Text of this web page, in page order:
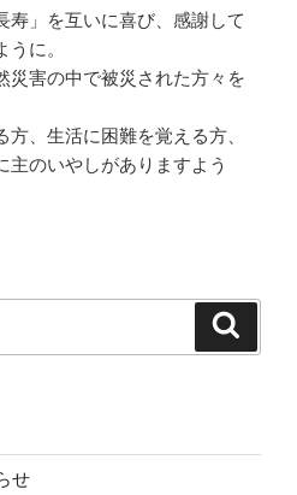
寿」を互いに喜び、感謝して
に。
災害の中で被災された方々を
方、生活に困難を覚える方、
主のいやしがありますよう
せ